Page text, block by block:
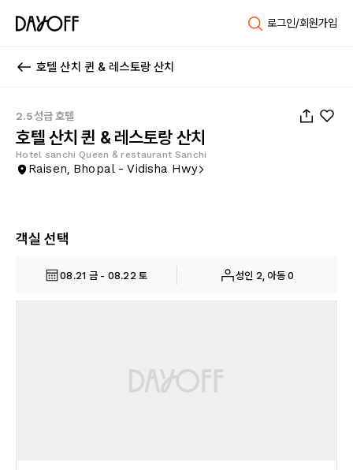
로그인/회원가입
호텔 산치 퀸 & 레스토랑 산치
2.5성급 호텔
호텔 산치 퀸 & 레스토랑 산치
Hotel sanchi Queen & restaurant Sanchi
Raisen, Bhopal - Vidisha Hwy
객실 선택
08.21 금 - 08.22 토 성인 2, 아동 0